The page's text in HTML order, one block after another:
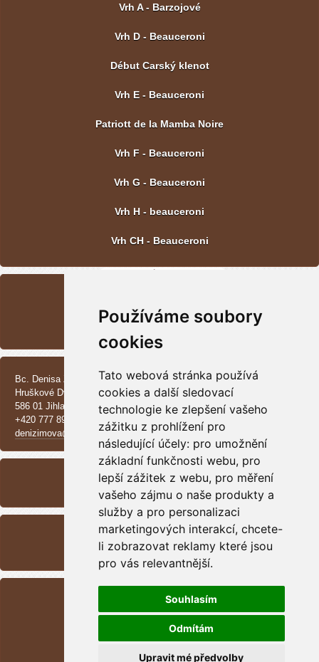
Používáme soubory
cookies
Tato webová stránka používá
cookies a další sledovací
technologie ke zlepšení vašeho
zážitku z prohlížení pro
následující účely: pro umožnění
základní funkčnosti webu, pro
lepší zážitek z webu, pro měření
vašeho zájmu o naše produkty a
služby a pro personalizaci
marketingových interakcí, chcete-
li zobrazovat reklamy které jsou
pro vás relevantnější.
Souhlasím
Odmítám
Upravit mé předvolby
Vrh A - Barzojové
Vrh D - Beauceroni
Début Carský klenot
Vrh E - Beauceroni
Patriott de la Mamba Noire
Vrh F - Beauceroni
Vrh G - Beauceroni
Vrh H - beauceroni
Vrh CH - Beauceroni
Bc. Denisa Zimová
Hruškové Dvory 370 E
586 01 Jihlava
+420 777 890 137
denizimova@seznam.cz
ARCHIV
<< září / 2025 >>
RSS
Přehled zdrojů
1698249
Měsíc:
49437
570